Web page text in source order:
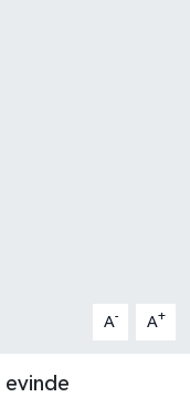
A- A+
evinde